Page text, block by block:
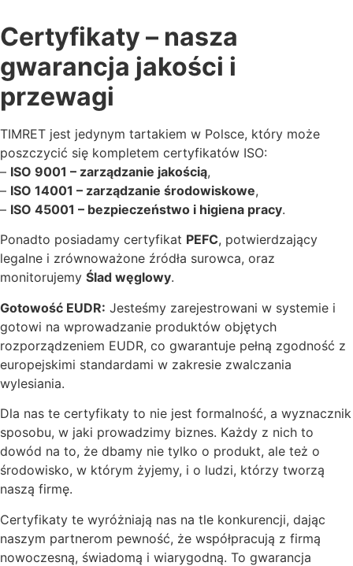
Certyfikaty – nasza
gwarancja jakości i
przewagi
TIMRET jest jedynym tartakiem w Polsce, który może
poszczycić się kompletem certyfikatów ISO:
– ISO 9001 – zarządzanie jakością,
– ISO 14001 – zarządzanie środowiskowe,
– ISO 45001 – bezpieczeństwo i higiena pracy.
Ponadto posiadamy certyfikat PEFC, potwierdzający
legalne i zrównoważone źródła surowca, oraz
monitorujemy Ślad węglowy.
Gotowość EUDR: Jesteśmy zarejestrowani w systemie i
gotowi na wprowadzanie produktów objętych
rozporządzeniem EUDR, co gwarantuje pełną zgodność z
europejskimi standardami w zakresie zwalczania
wylesiania.
Dla nas te certyfikaty to nie jest formalność, a wyznacznik
sposobu, w jaki prowadzimy biznes. Każdy z nich to
dowód na to, że dbamy nie tylko o produkt, ale też o
środowisko, w którym żyjemy, i o ludzi, którzy tworzą
naszą firmę.
Certyfikaty te wyróżniają nas na tle konkurencji, dając
naszym partnerom pewność, że współpracują z firmą
nowoczesną, świadomą i wiarygodną. To gwarancja